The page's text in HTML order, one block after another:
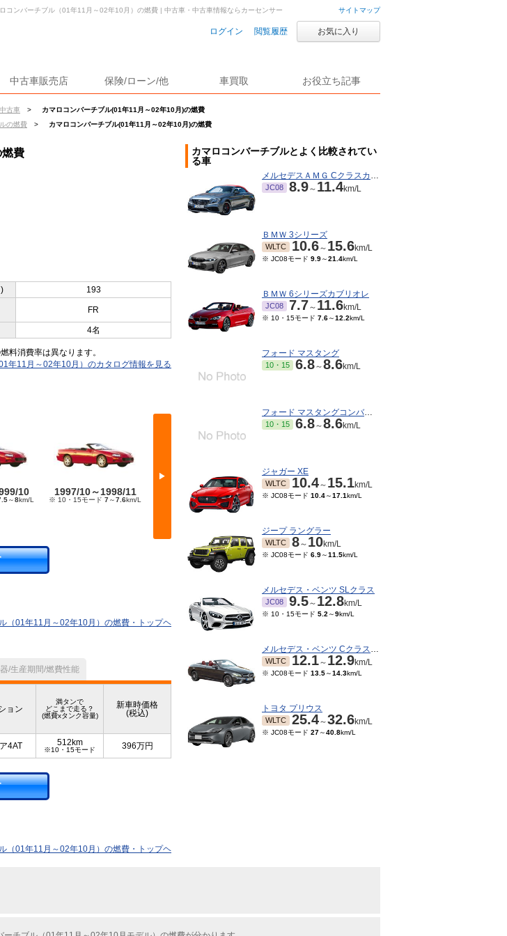
サイトマップ
ログイン 閲覧履歴 お気に入り
中古車販売店 保険/ローン/他 車買取 お役立ち記事
古車 >
カマロコンバーチブル(01年11月～02年10月)の燃費
の燃費 > カマロコンバーチブル(01年11月～02年10月)の燃費
コンバーチブル（01年11月～02年10月）の燃費 | 中古車・中古車情報ならカーセンサー
費
193
FR
4名
料消費率は異なります。
年11月～02年10月）のカタログ情報を見る
▶
10
～8km/L
1997/10～1998/11
※ 10・15モード 7～7.6km/L
1996/11～1997/09
※ 10・15モード6.6～7.6km/L
1995/11～1996/10
JC08
（01年11月～02年10月）の燃費・トップヘ
/生産期間/燃費性能
ョン
満タンで
どこまで走る？
(燃費xタンク容量)
新車時価格
(税込)
4AT 512km
※10・15モード 396万円
（01年11月～02年10月）の燃費・トップヘ
カマロコンバーチブルとよく比較されてい
る車
メルセデスＡＭＧ Cクラスカブリオレ
JC08 8.9～ 11.4km/L
ＢＭＷ 3シリーズ
WLTC 10.6～ 15.6km/L
※ JC08モード 9.9～21.4km/L
ＢＭＷ 6シリーズカブリオレ
JC08 7.7～ 11.6km/L
※ 10・15モード 7.6～12.2km/L
フォード マスタング
10・15 6.8～8.6km/L
フォード マスタングコンバーチブル
10・15 6.8～8.6km/L
ジャガー XE
WLTC 10.4～ 15.1km/L
※ JC08モード 10.4～17.1km/L
ジープ ラングラー
WLTC 8～ 10km/L
※ JC08モード 6.9～11.5km/L
メルセデス・ベンツ SLクラス
JC08 9.5～ 12.8km/L
※ 10・15モード 5.2 ～9km/L
メルセデス・ベンツ Cクラスカブリオレ
WLTC 12.1～ 12.9km/L
※ JC08モード 13.5～14.3km/L
トヨタ プリウス
WLTC 25.4～32.6km/L
※ JC08モード 27～40.8km/L